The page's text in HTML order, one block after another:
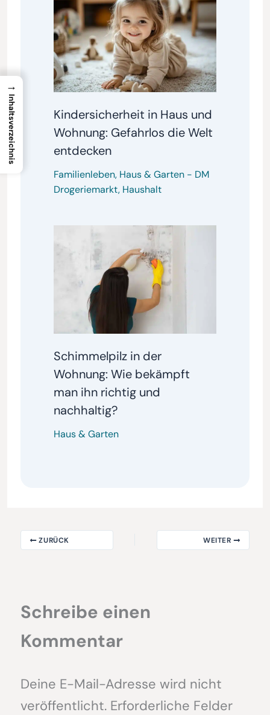
Kindersicherheit in Haus und
Wohnung: Gefahrlos die Welt
entdecken
Familienleben, Haus & Garten- DM
Drogeriemarkt, Haushalt
Schimmelpilz in der
Wohnung: Wie bekämpft
man ihn richtig und
nachhaltig?
Haus & Garten
ZURÜCK WEITER
Schreibe einen
Kommentar
Deine E-Mail-Adresse wird nicht
veröffentlicht. Erforderliche Felder
→
Inhaltsverzeichnis